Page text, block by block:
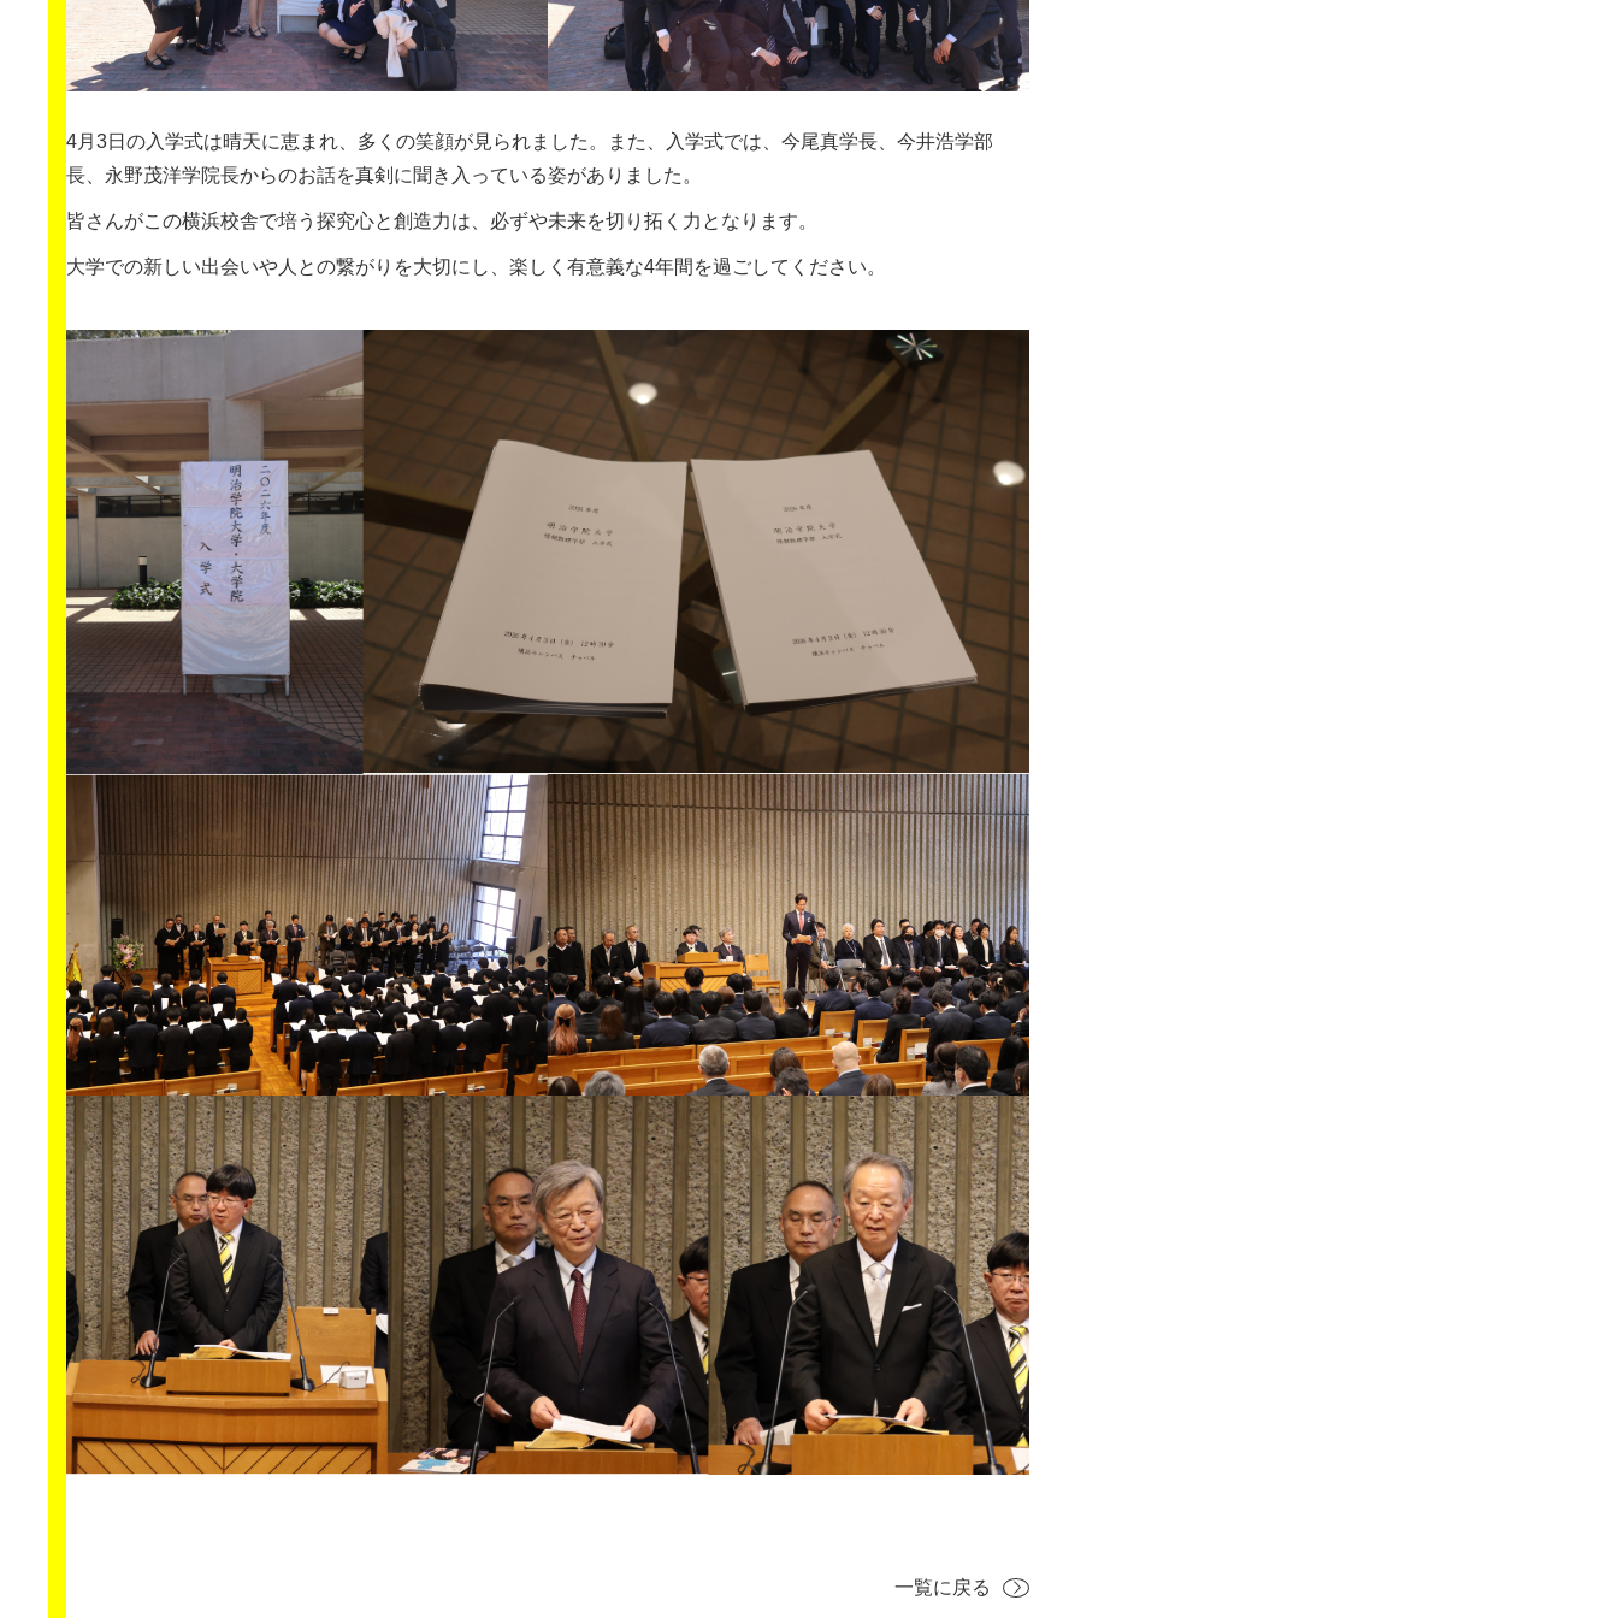
4月3日の入学式は晴天に恵まれ、多くの笑顔が見られました。また、入学式では、今尾真学長、今井浩学部
長、永野茂洋学院長からのお話を真剣に聞き入っている姿がありました。
皆さんがこの横浜校舎で培う探究心と創造力は、必ずや未来を切り拓く力となります。
大学での新しい出会いや人との繋がりを大切にし、楽しく有意義な4年間を過ごしてください。
一覧に戻る